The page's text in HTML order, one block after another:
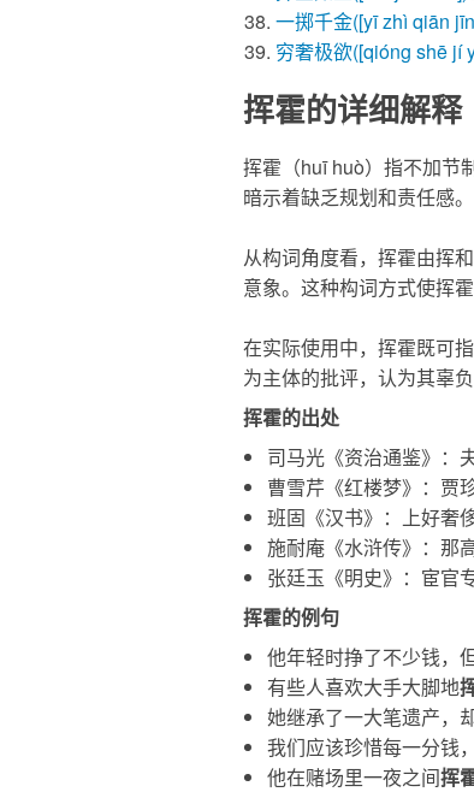
一掷千金([yī zhì qiān
穷奢极欲([qióng shē jí
挥霍的详细解释
挥霍 （huī huò）指不加
暗示着缺乏规划和责任感。
从构词角度看， 挥霍由挥
意象。这种构词方式使挥霍
在实际使用中， 挥霍既可
为主体的批评，认为其辜
挥霍的出处
司马光《资治通鉴》：
曹雪芹《红楼梦》：贾
班固《汉书》：上好奢
施耐庵《水浒传》：那
张廷玉《明史》：宦官
挥霍的例句
他年轻时挣了不少钱，
有些人喜欢大手大脚地
她继承了一大笔遗产，
我们应该珍惜每一分钱
他在赌场里一夜之间挥